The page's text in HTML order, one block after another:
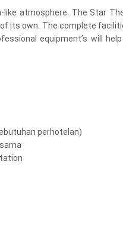
atmosphere. The Star
its own. The complete
equipment’s will
perhotelan)